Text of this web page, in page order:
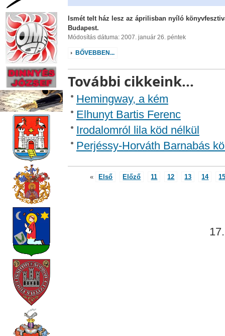
Ismét telt ház lesz az áprilisban nyíló
Budapest.
Módosítás dátuma: 2007. január 26. péntek
BŐVEBBEN...
További cikkeink...
Hemingway, a kém
Elhunyt Bartis Ferenc
Irodalomról lila köd nélkül
Perjéssy-Horváth Barnabás
« Első Előző 11 12 13 14